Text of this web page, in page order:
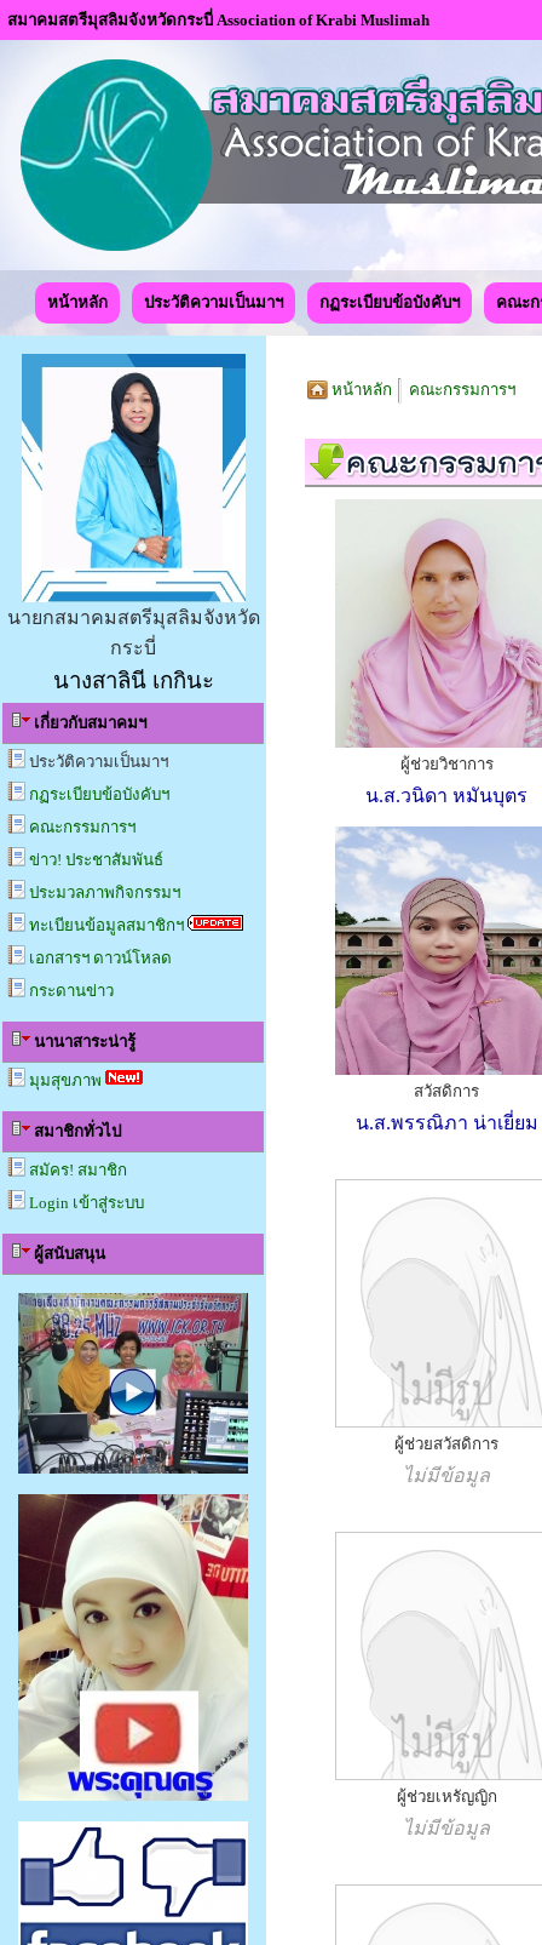
สมาคมสตรีมุสลิมจังหวัดกระบี่ Association of Krabi Muslimah
หน้าหลัก ประวัติความเป็นมาฯ กฏระเบียบข้อบังคับฯ คณะก
นายกสมาคมสตรีมุสลิมจังหวัด
กระบี่
นางสาลินี เกกินะ
เกี่ยวกับสมาคมฯ
ประวัติความเป็นมาฯ
กฏระเบียบข้อบังคับฯ
คณะกรรมการฯ
ข่าว! ประชาสัมพันธ์
ประมวลภาพกิจกรรมฯ
ทะเบียนข้อมูลสมาชิกฯ
เอกสารฯ ดาวน์โหลด
กระดานข่าว
นานาสาระน่ารู้
มุมสุขภาพ
สมาชิกทั่วไป
สมัคร! สมาชิก
Login เข้าสู่ระบบ
ผู้สนับสนุน
หน้าหลัก คณะกรรมการฯ
ผู้ช่วยวิชาการ
น.ส.วนิดา หมันบุตร
สวัสดิการ
น.ส.พรรณิภา น่าเยี่ยม
ผู้ช่วยสวัสดิการ
ไม่มีข้อมูล
ผู้ช่วยเหรัญญิก
ไม่มีข้อมูล